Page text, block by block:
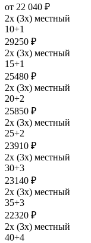
от 22 040 ₽
2х (3х) местный
10+1
29250 ₽
2х (3х) местный
15+1
25480 ₽
2х (3х) местный
20+2
25850 ₽
2х (3х) местный
25+2
23910 ₽
2х (3х) местный
30+3
23140 ₽
2х (3х) местный
35+3
22320 ₽
2х (3х) местный
40+4